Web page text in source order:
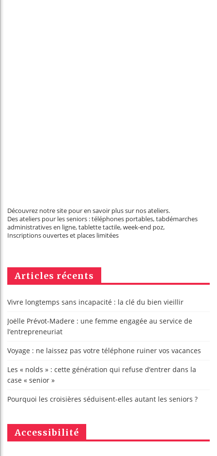
Découvrez notre site pour en savoir plus sur nos ateliers.
Des ateliers pour les seniors : téléphones portables, tabdémarches
administratives en ligne, tablette tactile, week-end poz,
Inscriptions ouvertes et places limitées
Articles récents
Vivre longtemps sans incapacité : la clé du bien vieillir
Joëlle Prévot-Madere : une femme engagée au service de
l’entrepreneuriat
Voyage : ne laissez pas votre téléphone ruiner vos vacances
Les « nolds » : cette génération qui refuse d’entrer dans la
case « senior »
Pourquoi les croisières séduisent-elles autant les seniors ?
Accessibilité